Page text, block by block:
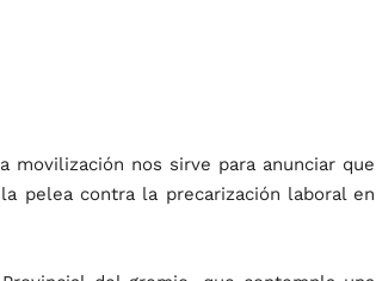
movilización nos sirve para anunciar que
pelea contra la precarización laboral en